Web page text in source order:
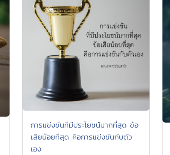
การแข่งขันที่มีประโยชน์มากที่สุด ข้อ
เสียน้อยที่สุด คือการแข่งขันกับตัว
เอง